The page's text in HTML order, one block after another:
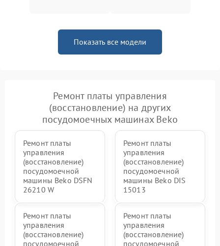
Показать все модели
Ремонт платы управления
(восстановление) на других
посудомоечных машинах Beko
Ремонт платы
управления
(восстановление)
посудомоечной
машины Beko DSFN
26210 W
Ремонт платы
управления
(восстановление)
посудомоечной
машины Beko DIS
15013
Ремонт платы
управления
(восстановление)
посудомоечной
Ремонт платы
управления
(восстановление)
посудомоечной